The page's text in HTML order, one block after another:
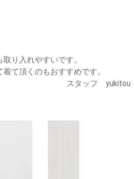
り入れやすいです。
て頂くのもおすすめです。
スタッフ yukitou